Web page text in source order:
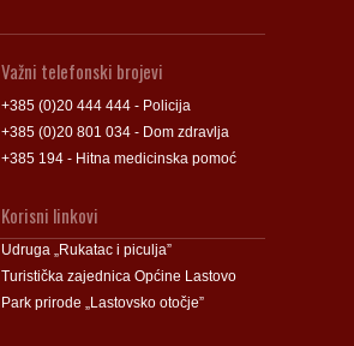
Važni telefonski brojevi
+385 (0)20 444 444 - Policija
+385 (0)20 801 034 - Dom zdravlja
+385 194 - Hitna medicinska pomoć
Korisni linkovi
Udruga „Rukatac i piculja”
Turistička zajednica Općine Lastovo
Park prirode „Lastovsko otočje”